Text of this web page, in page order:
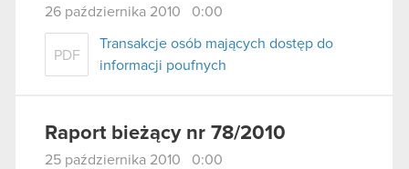
26 października 2010 0:00
PDF
Transakcje osób mających dostęp do
informacji poufnych
Raport bieżący nr 78/2010
25 października 2010 0:00